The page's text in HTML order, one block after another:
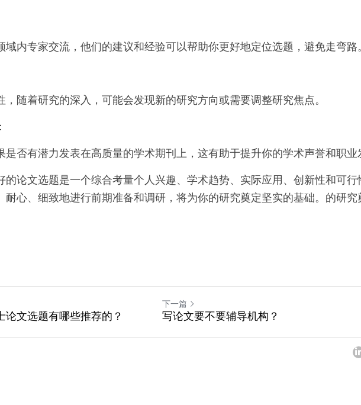
域内专家交流，他们的建议和经验可以帮助你更好地定位选题，避免走弯路。
，随着研究的深入，可能会发现新的研究方向或需要调整研究焦点。
是否有潜力发表在高质量的学术期刊上，这有助于提升你的学术声誉和职业
的论文选题是一个综合考量个人兴趣、学术趋势、实际应用、创新性和可行
耐心、细致地进行前期准备和调研，将为你的研究奠定坚实的基础。的研究
论文选题有哪些推荐的？
下一篇
写论文要不要辅导机构？